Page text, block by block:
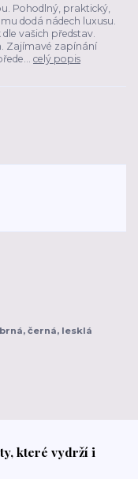
Pohodlný, praktický,
dodá nádech luxusu.
vašich představ.
Zajímavé zapínání
celý popis
černá, lesklá
které vydrží i